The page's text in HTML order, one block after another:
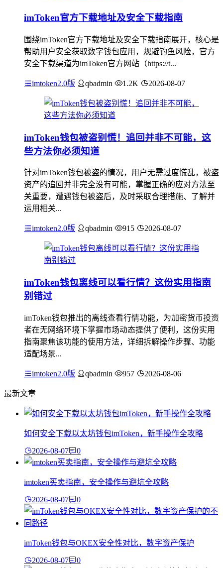
imToken官方下载地址及安全下载指南
围绕imToken官方下载地址及安全下载指南展开，核心是
帮助用户安全获取数字钱包应用，规避钓鱼风险，官方
安全下载渠道为imToken官方网站（https://t...
imtoken2.0版 qbadmin 1.2K 2026-08-07
imToken钱包被盗别慌！追回并非不可能，这
些方法你必须知道
针对imToken钱包被盗的情况，用户无需过度慌乱，被盗
资产的追回并非完全没有可能，掌握正确的应对方法至
关重要，遭遇钱包被盗后，及时采取合理措施、了解并
运用相关...
imtoken2.0版 qbadmin 915 2026-08-07
imToken钱包离线可以看行情？这份实用指南
别错过
imToken钱包推出的离线查看行情功能，为加密货币投资
者在无网络环境下掌握市场动态提供了便利，这份实用
指南聚焦该功能的使用方法，详细拆解操作步骤、功能
适配场景...
imtoken2.0版 qbadmin 957 2026-08-06
最新文章
如何安全下载以太坊钱包imToken，新手操作全攻略
2026-08-07 0
imtoken买卖指南，安全操作与避坑全攻略
2026-08-07 0
imToken钱包与OKEX安全性对比，数字资产保护
2026-08-07 0